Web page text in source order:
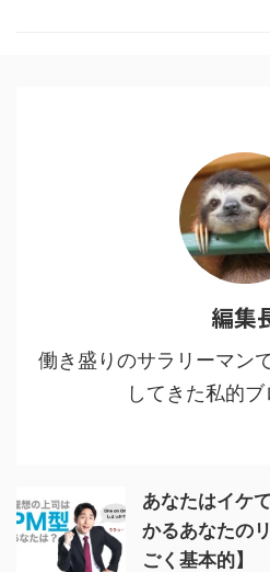
鬼である人間を切りながらも尊重
し、その先をあり方を強烈に訴え
編集
働き盛りのサラリーマン
してきた私的ブ
あなたはイケ
かるあなたの
ごく基本的】